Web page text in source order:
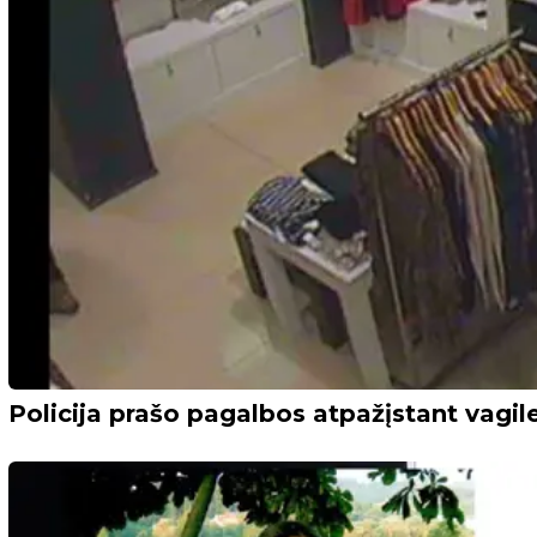
Policija prašo pagalbos atpažįstant